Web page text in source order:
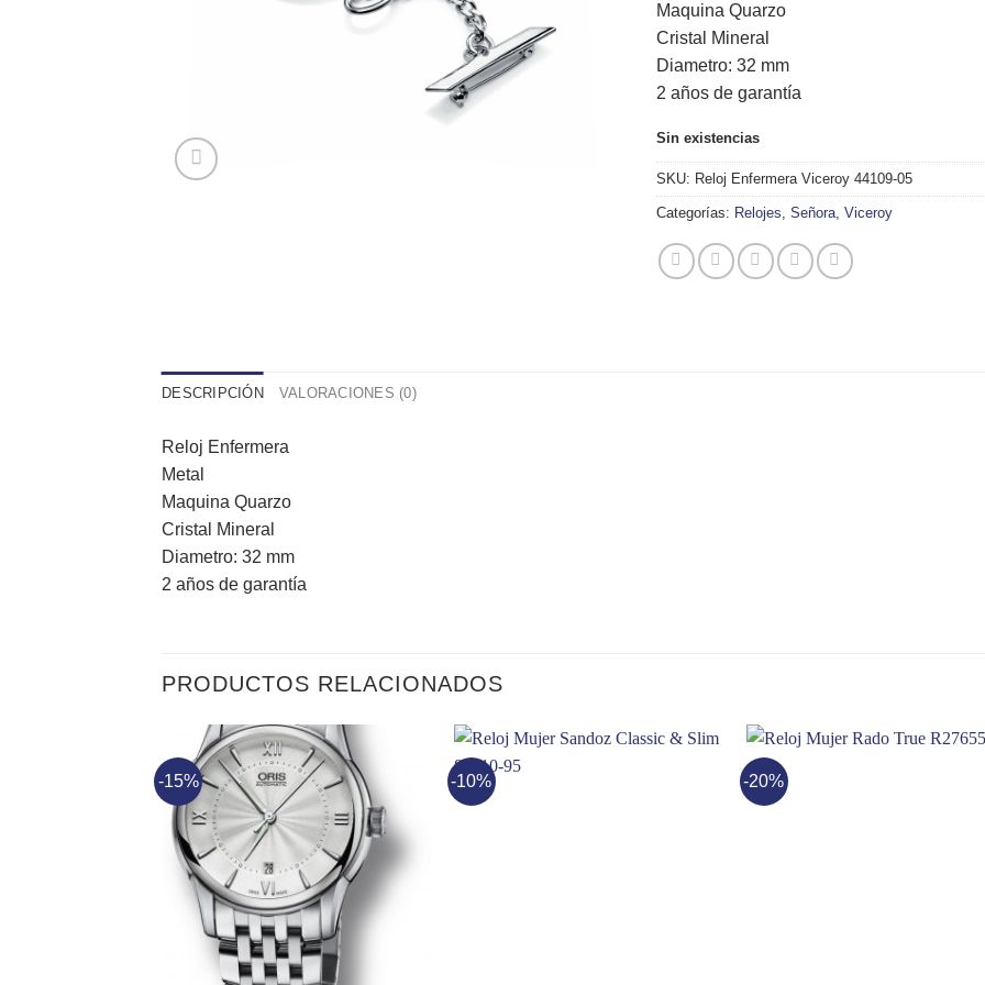
69,00€.
Maquina Quarzo
Cristal Mineral
Diametro: 32 mm
2 años de garantía
Sin existencias
SKU: Reloj Enfermera Viceroy 44109-05
Categorías: Relojes Señora Viceroy
DESCRIPCIÓN VALORACIONES (0)
Reloj Enfermera
Metal
Maquina Quarzo
Cristal Mineral
Diametro: 32 mm
2 años de garantía
PRODUCTOS RELACIONADOS
-15% -10% -20%